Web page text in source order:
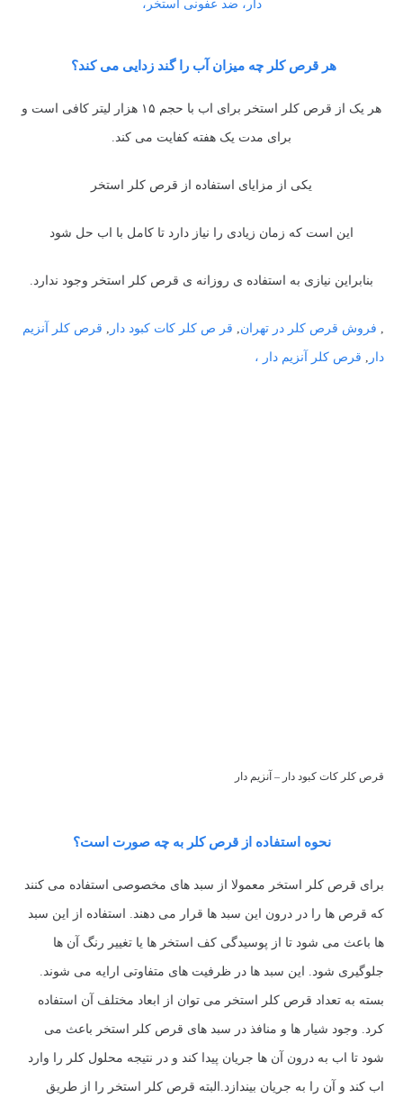
دار، ضد عفونی استخر،
هر قرص کلر چه میزان آب را گند زدایی می کند؟
هر یک از قرص کلر استخر برای اب با حجم ۱۵ هزار لیتر کافی است و
برای مدت یک هفته کفایت می کند.
یکی از مزایای استفاده از قرص کلر استخر
این است که زمان زیادی را نیاز دارد تا کامل با اب حل شود
بنابراین نیازی به استفاده ی روزانه ی قرص کلر استخر وجود ندارد.
فروش قرص کلر در تهران قر ص کلر کات کبود دار قرص کلر آنزیم
دار قرص کلر آنزیم دار ،
قرص کلر کات کبود دار – آنزیم دار
نحوه استفاده از قرص کلر به چه صورت است؟
برای قرص کلر استخر معمولا از سبد های مخصوصی استفاده می کنند
که قرص ها را در درون این سبد ها قرار می دهند. استفاده از این سبد
ها باعث می شود تا از پوسیدگی کف استخر ها یا تغییر رنگ آن ها
جلوگیری شود. این سبد ها در ظرفیت های متفاوتی ارایه می شوند.
بسته به تعداد قرص کلر استخر می توان از ابعاد مختلف آن استفاده
کرد. وجود شیار ها و منافذ در سبد های قرص کلر استخر باعث می
شود تا اب به درون آن ها جریان پیدا کند و در نتیجه محلول کلر را وارد
اب کند و آن را به جریان بیندازد.البته قرص کلر استخر را از طریق